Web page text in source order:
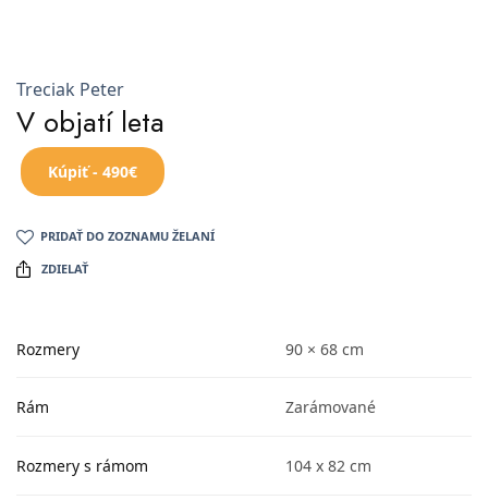
Treciak Peter
V objatí leta
Kúpiť - 490€
PRIDAŤ DO ZOZNAMU ŽELANÍ
ZDIELAŤ
Rozmery 90 × 68 cm
Rám Zarámované
Rozmery s rámom 104 x 82 cm